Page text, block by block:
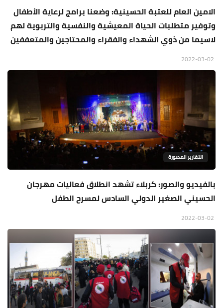
الامين العام للعتبة الحسينية: وضعنا برامج لرعاية الأطفال
وتوفير متطلبات الحياة المعيشية والنفسية والتربوية لهم
لاسيما من ذوي الشهداء والفقراء والمحتاجين والمتعففين
التقارير المصورة
بالفيديو والصور: كربلاء تشهد انطلاق فعاليات مهرجان
الحسيني الصغير الدولي السادس لمسرح الطفل